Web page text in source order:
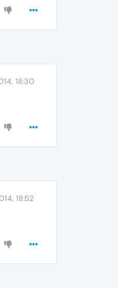
18:30
18:52